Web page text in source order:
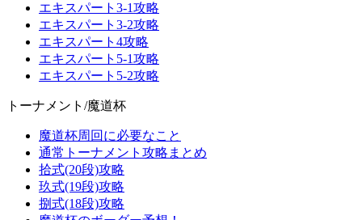
エキスパート3-1攻略
エキスパート3-2攻略
エキスパート4攻略
エキスパート5-1攻略
エキスパート5-2攻略
トーナメント/魔道杯
魔道杯周回に必要なこと
通常トーナメント攻略まとめ
拾式(20段)攻略
玖式(19段)攻略
捌式(18段)攻略